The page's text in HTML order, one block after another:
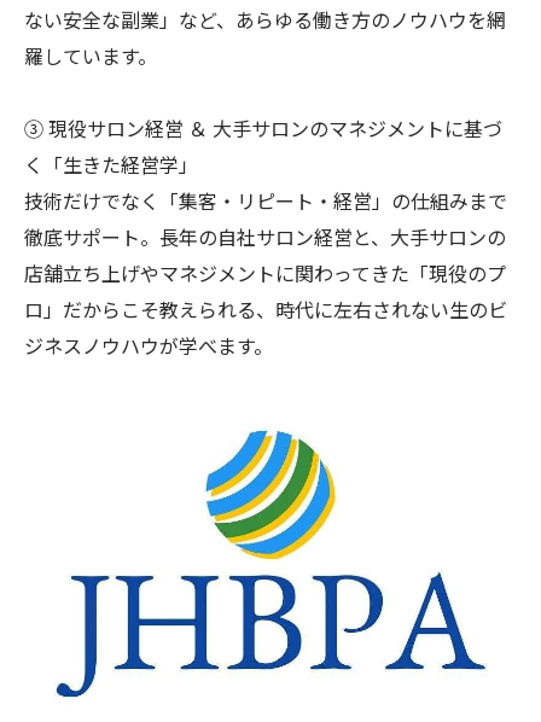
ない安全な副業」など、あらゆる働き方のノウハウを網
羅しています。
③ 現役サロン経営 ＆ 大手サロンのマネジメントに基づ
く「生きた経営学」
技術だけでなく「集客・リピート・経営」の仕組みまで
徹底サポート。長年の自社サロン経営と、大手サロンの
店舗立ち上げやマネジメントに関わってきた「現役のプ
ロ」だからこそ教えられる、時代に左右されない生のビ
ジネスノウハウが学べます。